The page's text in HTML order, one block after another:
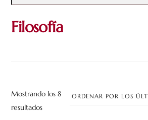
Filosofía
Mostrando los 8
resultadosOrdenado